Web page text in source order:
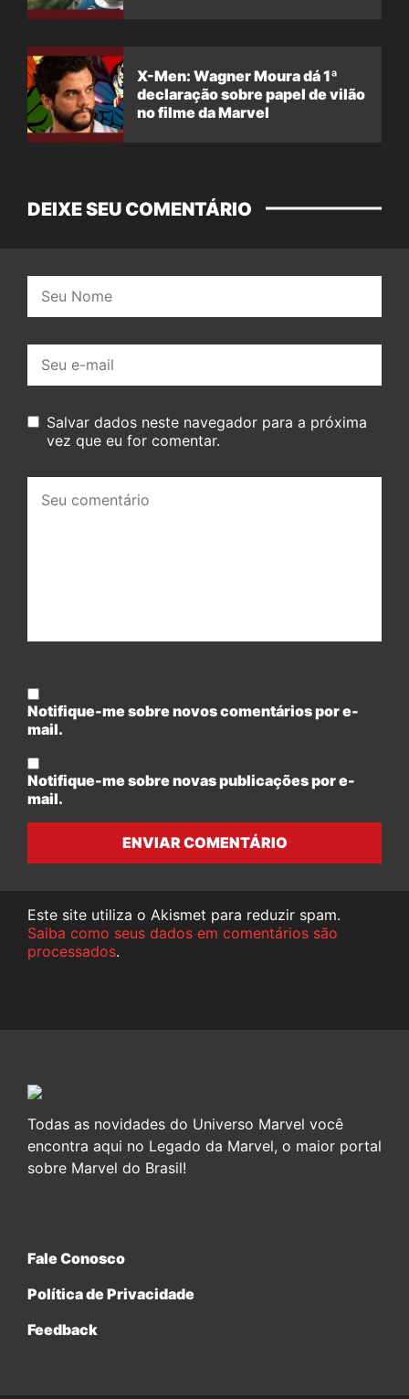
X-Men: Wagner Moura dá 1ª
declaração sobre papel de vilão
no filme da Marvel
DEIXE SEU COMENTÁRIO
mail:
Salvar dados neste navegador para a próxima
vez que eu for comentar.
comentário:
Notifique-me sobre novos comentários por e-
mail.
Notifique-me sobre novas publicações por e-
mail.
ENVIAR COMENTÁRIO
Este site utiliza o Akismet para reduzir spam.
Saiba como seus dados em comentários são
processados.
Todas as novidades do Universo Marvel você
encontra aqui no Legado da Marvel, o maior portal
sobre Marvel do Brasil!
Fale Conosco
Política de Privacidade
Feedback